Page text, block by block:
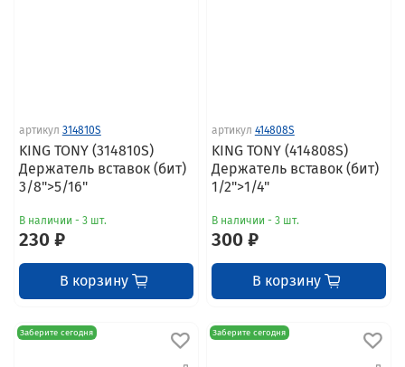
артикул 314810S
KING TONY (314810S)
Держатель вставок (бит)
3/8">5/16"
В наличии - 3 шт.
230 ₽
В корзину
артикул 414808S
KING TONY (414808S)
Держатель вставок (бит)
1/2">1/4"
В наличии - 3 шт.
300 ₽
В корзину
Заберите сегодня Заберите сегодня